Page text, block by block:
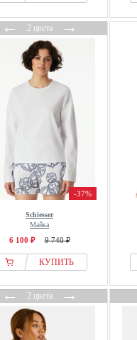
←2 цвета→
-37%
Schiesser
Майка
6 100 ₽ 9 740 ₽
КУПИТЬ
←2 цвета→